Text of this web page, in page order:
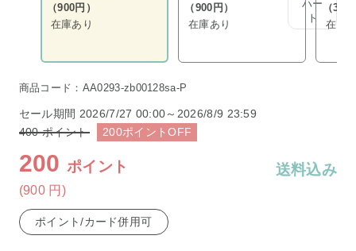
（900円）
在庫あり
（900円）
在庫あり
（
在庫
商品コード：AA0293-zb00128sa-P
セール期間 2026/7/27 00:00～2026/8/9 23:59
400ポイント 200ポイントOFF
200ポイント
(900 円 )
送料込み
ポイント/カード併用可